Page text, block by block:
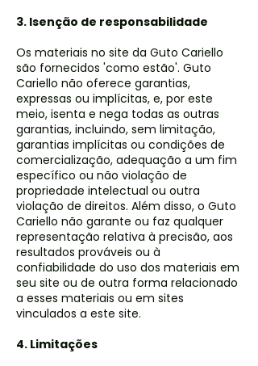
3. Isenção de responsabilidade
Os materiais no site da Guto Cariello
são fornecidos 'como estão'. Guto
Cariello não oferece garantias,
expressas ou implícitas, e, por este
meio, isenta e nega todas as outras
garantias, incluindo, sem limitação,
garantias implícitas ou condições de
comercialização, adequação a um fim
específico ou não violação de
propriedade intelectual ou outra
violação de direitos. Além disso, o Guto
Cariello não garante ou faz qualquer
representação relativa à precisão, aos
resultados prováveis ​​ou à
confiabilidade do uso dos materiais em
seu site ou de outra forma relacionado
a esses materiais ou em sites
vinculados a este site.
4. Limitações